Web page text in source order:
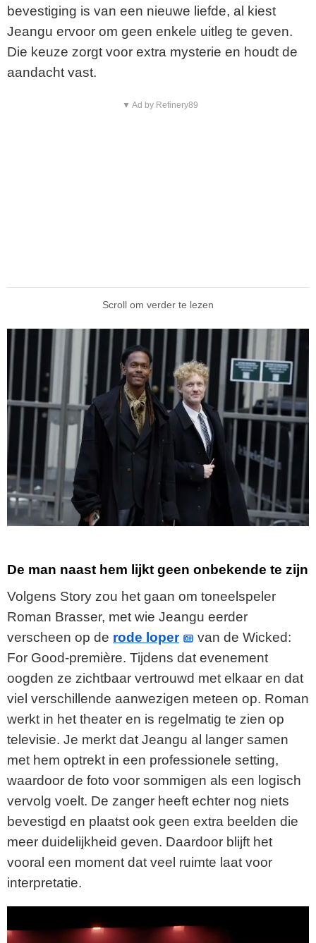
bevestiging is van een nieuwe liefde, al kiest
Jeangu ervoor om geen enkele uitleg te geven.
Die keuze zorgt voor extra mysterie en houdt de
aandacht vast.
▼ Ad by Refinery89
Scroll om verder te lezen
De man naast hem lijkt geen onbekende te zijn
Volgens Story zou het gaan om toneelspeler
Roman Brasser, met wie Jeangu eerder
verscheen op de rode loper
van de Wicked:
For Good-première. Tijdens dat evenement
oogden ze zichtbaar vertrouwd met elkaar en dat
viel verschillende aanwezigen meteen op. Roman
werkt in het theater en is regelmatig te zien op
televisie. Je merkt dat Jeangu al langer samen
met hem optrekt in een professionele setting,
waardoor de foto voor sommigen als een logisch
vervolg voelt. De zanger heeft echter nog niets
bevestigd en plaatst ook geen extra beelden die
meer duidelijkheid geven. Daardoor blijft het
vooral een moment dat veel ruimte laat voor
interpretatie.